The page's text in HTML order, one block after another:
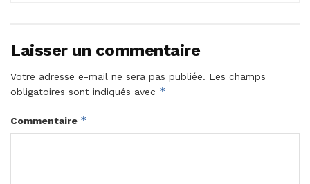
Laisser un commentaire
Votre adresse e-mail ne sera pas publiée. Les champs
obligatoires sont indiqués avec *
Commentaire *